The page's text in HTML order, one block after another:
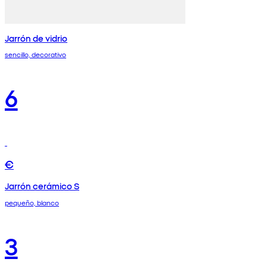
Jarrón de vidrio
sencillo, decorativo
6
€
Jarrón cerámico S
pequeño, blanco
3